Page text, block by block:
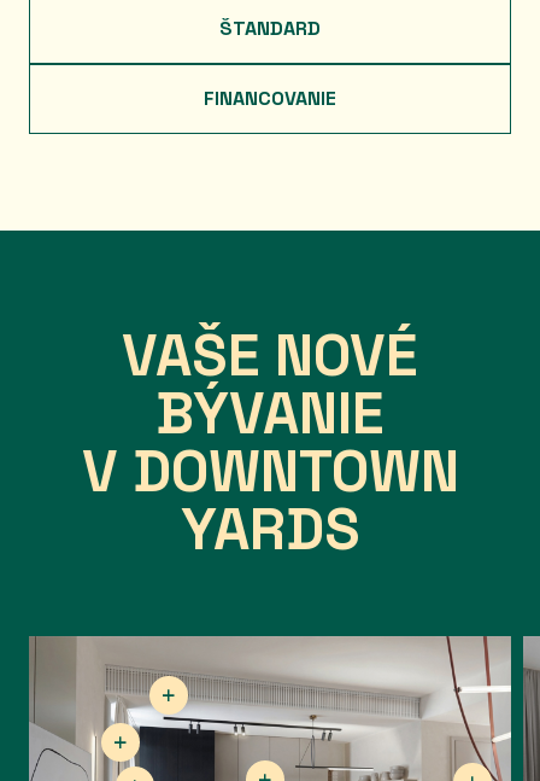
ŠTANDARD
FINANCOVANIE
VAŠE NOVÉ
BÝVANIE
V DOWNTOWN
YARDS